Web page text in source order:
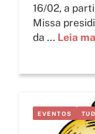
16/02, a
Missa
da ... Leia
EVENTOS